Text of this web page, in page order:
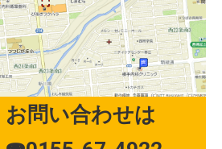
問い合わせは